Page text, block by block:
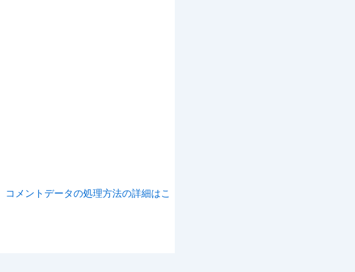
コメントデータの処理方法の詳細はこ